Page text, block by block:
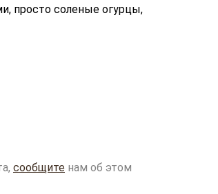
просто соленые огурцы,
сообщите нам об этом